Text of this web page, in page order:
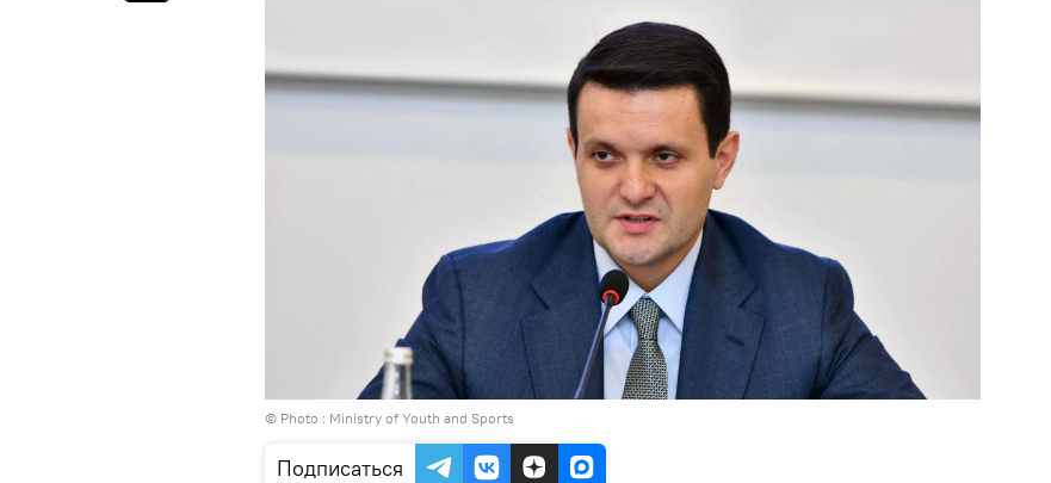
© Photo : Ministry of Youth and Sports
Подписаться